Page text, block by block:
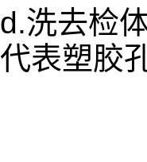
d.洗去检
代表塑胶